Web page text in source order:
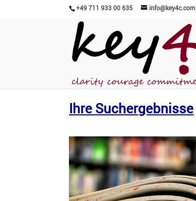
+49 711 933 00 635 info@key4c.com
Ihre Suchergebnisse